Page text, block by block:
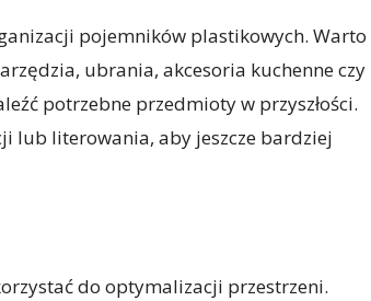
pojemników plastikowych. Warto
ubrania, akcesoria kuchenne czy
potrzebne przedmioty w przyszłości.
lub literowania, aby jeszcze bardziej
do optymalizacji przestrzeni.